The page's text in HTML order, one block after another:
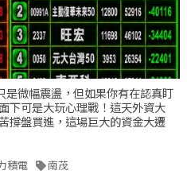
微幅震盪，但如果你有在認真盯
下可是大玩心理戰！這天外資大
撐盤買進，這場巨大的資金大遷
積電 南茂